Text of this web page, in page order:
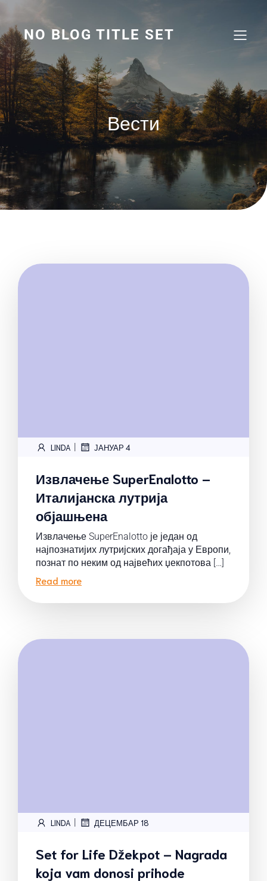
content
NO BLOG TITLE SET
Вести
LINDA | ЈАНУАР 4
Извлачење SuperEnalotto –
Италијанска лутрија
објашњена
Извлачење SuperEnalotto је један од
најпознатијих лутријских догађаја у Европи,
познат по неким од највећих џекпотова […]
Read more
LINDA | ДЕЦЕМБАР 18
Set for Life Džekpot – Nagrada
koja vam donosi prihode